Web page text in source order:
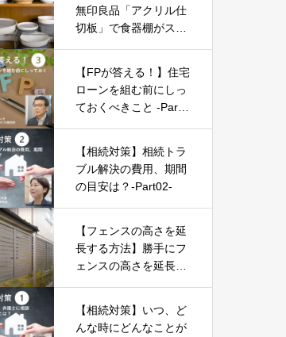
無印良品「アクリル仕
切板」で食器棚がスッ
【FPが答える！】住宅
ローンを組む前にしっ
ておくべきこと -Part0
【相続対策】相続トラ
ブル解決の費用、期間
の目安は？-Part02-
【フェンスの高さを延
長する方法】勝手にフ
ェンスの高さを延長す
【相続対策】いつ、ど
んな時にどんなことが